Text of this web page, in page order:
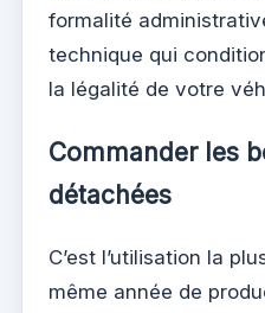
formalité
technique qui
la légalité de votre
Commander les
détachées
C’est l’utilisation la
même année de